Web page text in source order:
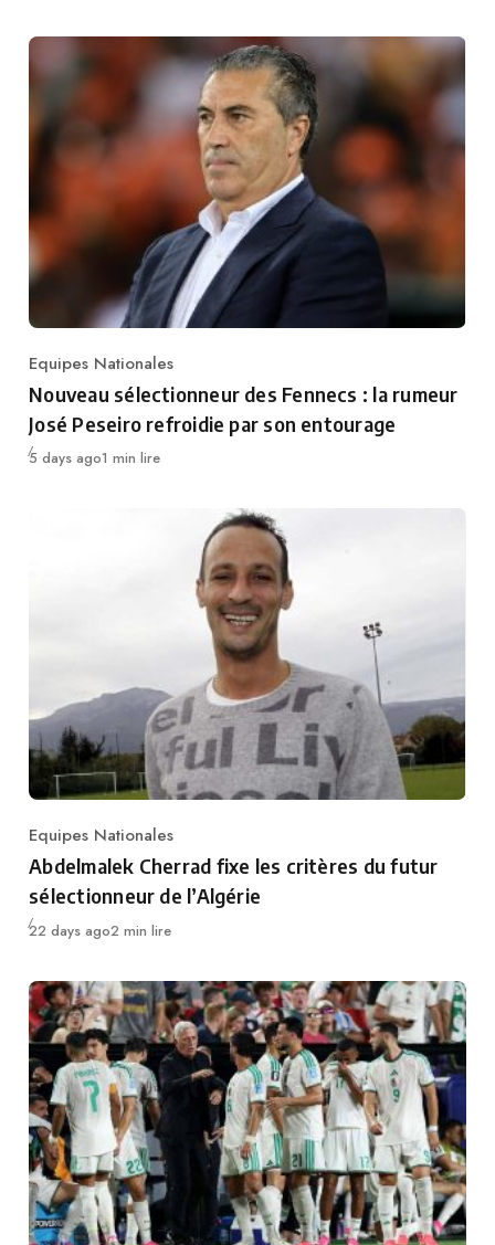
Category
Equipes Nationales
Nouveau sélectionneur des Fennecs : la rumeur
José Peseiro refroidie par son entourage
Publié
5 days ago1 min lire
Category
Equipes Nationales
Abdelmalek Cherrad fixe les critères du futur
sélectionneur de l’Algérie
Publié
22 days ago2 min lire